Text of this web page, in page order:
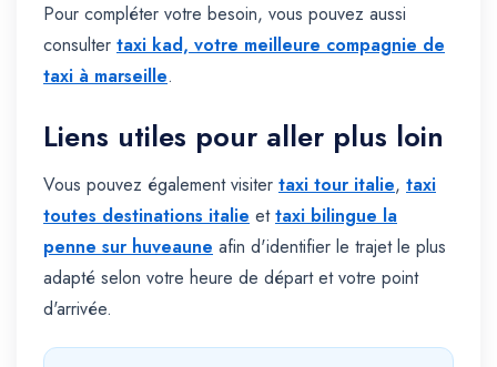
Pour compléter votre besoin, vous pouvez aussi
consulter taxi kad, votre meilleure compagnie de
taxi à marseille.
Liens utiles pour aller plus loin
Vous pouvez également visiter taxi tour italie, taxi
toutes destinations italie ettaxi bilingue la
penne sur huveaune afin d'identifier le trajet le plus
adapté selon votre heure de départ et votre point
d'arrivée.